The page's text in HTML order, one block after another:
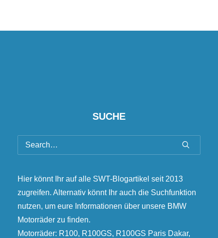
SUCHE
Hier könnt Ihr auf alle SWT-Blogartikel seit 2013
zugreifen. Alternativ könnt Ihr auch die Suchfunktion
nutzen, um eure Informationen über unsere BMW
Motorräder zu finden.
Motorräder: R100, R100GS, R100GS Paris Dakar,